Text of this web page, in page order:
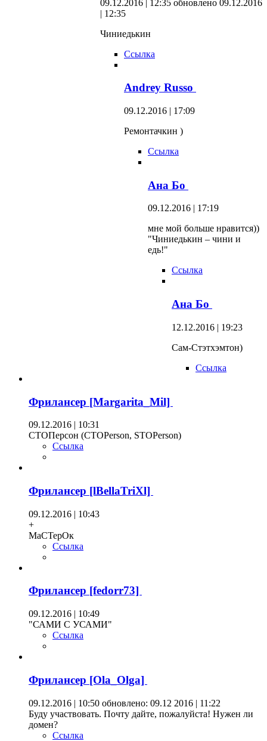
09.12.2016 | 12:35 обновлено 09.12.2016
| 12:35
Чиниедькин
Ссылка
Andrey Russo
09.12.2016 | 17:09
Ремонтачкин )
Ссылка
Ана Бо
09.12.2016 | 17:19
мне мой больше нравится))
"Чиниедькин – чини и
едь!"
Ссылка
Ана Бо
12.12.2016 | 19:23
Сам-Стэтхэмтон)
Ссылка
Фрилансер [Margarita_Mil]
09.12.2016 | 10:31
СТОПерсон (СТОPerson, STOPerson)
Ссылка
Фрилансер [lBellaTriXl]
09.12.2016 | 10:43
+
МаСТерОк
Ссылка
Фрилансер [fedorr73]
09.12.2016 | 10:49
"САМИ С УСАМИ"
Ссылка
Фрилансер [Ola_Olga]
09.12.2016 | 10:50 обновлено: 09.12 2016 | 11:22
Буду участвовать. Почту дайте, пожалуйста! Нужен ли
домен?
Ссылка